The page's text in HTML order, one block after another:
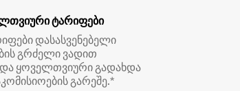
ტარიფები
დასასვენებელი
გრძელი ვადით
და ყოველთვიური გადახდა
გარეშე.*